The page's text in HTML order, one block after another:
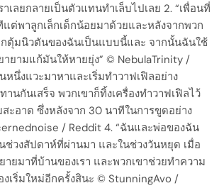
าเลยกลายเป็นตัวแทนทำเล็บไปเลย 2. “เพื่อนที่
ต่พาลูกเล็กเด็กน้อยมาด้วยและหลังจากพวก
กตุ้มนิวตันของฉันเป็นแบบนี้และ จากนั้นฉันใช้
ายามแก้มันให้หายยุ่ง” © NebulaTrinity /
หนึ่งแวะมาหาและเริ่มทำวาฟเฟิลอย่าง
นกันเสร็จ พวกเขาก็ทิ้งเครื่องทำวาฟเฟิลไว้
ะอาด ซึ่งหลังจาก 30 นาทีในการขูดอย่าง
/ Reddit 4. “ฉันและพ่อของฉัน
ช่วงสัปดาห์ที่ผ่านมา และในช่วงวันหยุด เมื่อ
ยมาที่บ้านของเรา และพวกเขาช่วยทำความ
งเริ่มใหม่อีกครั้งสินะ © StunningAvo /